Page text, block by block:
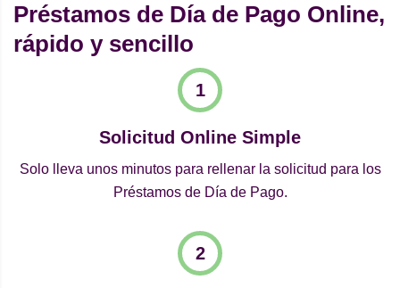
Préstamos de Día de Pago Online,
rápido y sencillo
Solicitud Online Simple
Solo lleva unos minutos para rellenar la solicitud para los
Préstamos de Día de Pago.